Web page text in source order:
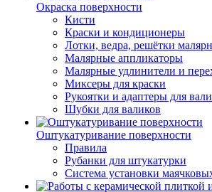
Окраска поверхности
Кисти
Краски и кондиционеры
Лотки, ведра, решётки
Малярные аппликаторы
Малярные удлинители и
Миксеры для краски
Рукоятки и адаптеры для
Шубки для валиков
Оштукатуривание поверхности
Правила
Рубанки для штукатурки
Система установки